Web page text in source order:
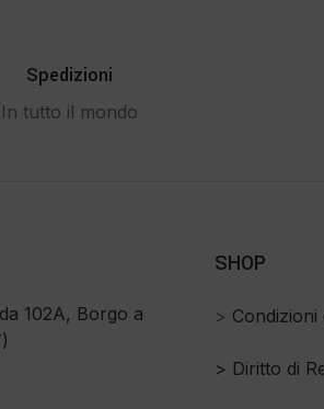
Spedizioni
In tutto il mondo
102A, Borgo a
SHOP
> Condizioni
> Diritto di